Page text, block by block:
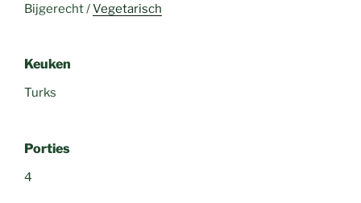
Bijgerecht /Vegetarisch
Keuken
Turks
Porties
4